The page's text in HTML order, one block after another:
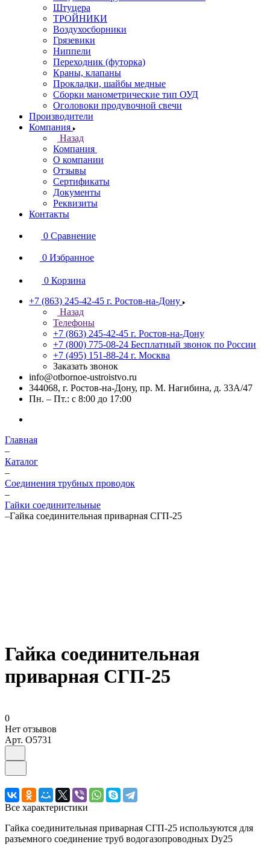
Штуцера
ТРОЙНИКИ
Воздухосборники
Грязевики
Ниппели
Переходник (футорка)
Краны, клапаны
Прокладки, шайбы медные
Сборки манометрические тип ОУД
Оголовоки продувочной свечи
Производители
Компания
Назад
Компания
О компании
Отзывы
Сертификаты
Документы
Реквизиты
Контакты
0 Сравнение
0 Избранное
0 Корзина
+7 (863) 245-42-45 г. Ростов-на-Дону
Назад
Телефоны
+7 (863) 245-42-45 г. Ростов-на-Дону
+7 (800) 775-08-24 Бесплатный звонок по России
+7 (495) 151-88-24 г. Москва
Заказать звонок
info@otbornoe-ustroistvo.ru
344068, г. Ростов-на-Дону, пр. М. Нагибина, д. 33А/47
Пн. – Пт.: с 8:00 до 17:00
Главная
–
Каталог
–
Соединения трубных проводок
–
Гайки соединительные
–Гайка соединительная приварная СГП-25
Гайка соединительная
приварная СГП-25
0
Нет отзывов
Арт. O5731
Все характеристики
Гайка соединительная приварная СГП-25 используются для
разъемного соединение труб водогазопроводных Dy25